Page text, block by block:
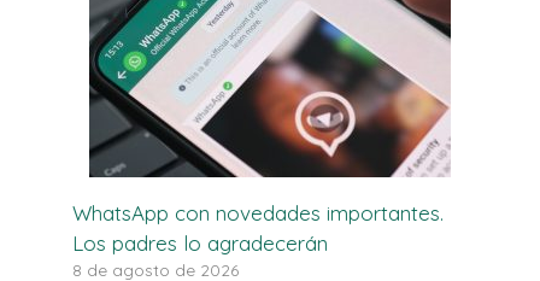
WhatsApp con novedades importantes.
Los padres lo agradecerán
8 de agosto de 2026